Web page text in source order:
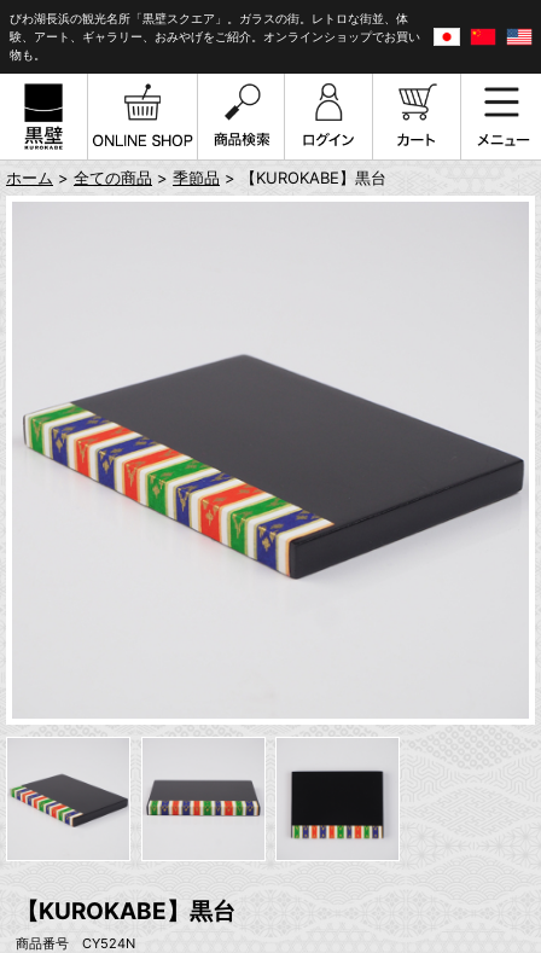
びわ湖長浜の観光名所「黒壁スクエア」。ガラスの街。レトロな街並、体
験、アート、ギャラリー、おみやげをご紹介。オンラインショップでお買い
物も。
ホーム > 全ての商品 > 季節品 > 【KUROKABE】黒台
【KUROKABE】黒台
商品番号 CY524N